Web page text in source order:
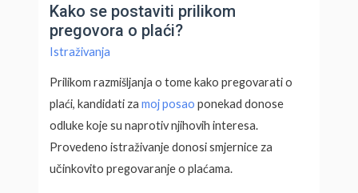
Kako se postaviti prilikom
pregovora o plaći?
Istraživanja
Prilikom razmišljanja o tome kako pregovarati o
plaći, kandidati zamoj posao ponekad donose
odluke koje su naprotiv njihovih interesa.
Provedeno istraživanje donosi smjernice za
učinkovito pregovaranje o plaćama.